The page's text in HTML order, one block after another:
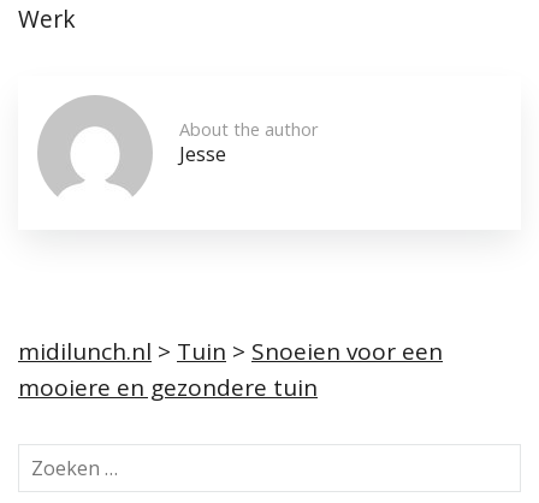
Werk
About the author
Jesse
midilunch.nl > Tuin > Snoeien voor een
mooiere en gezondere tuin
o